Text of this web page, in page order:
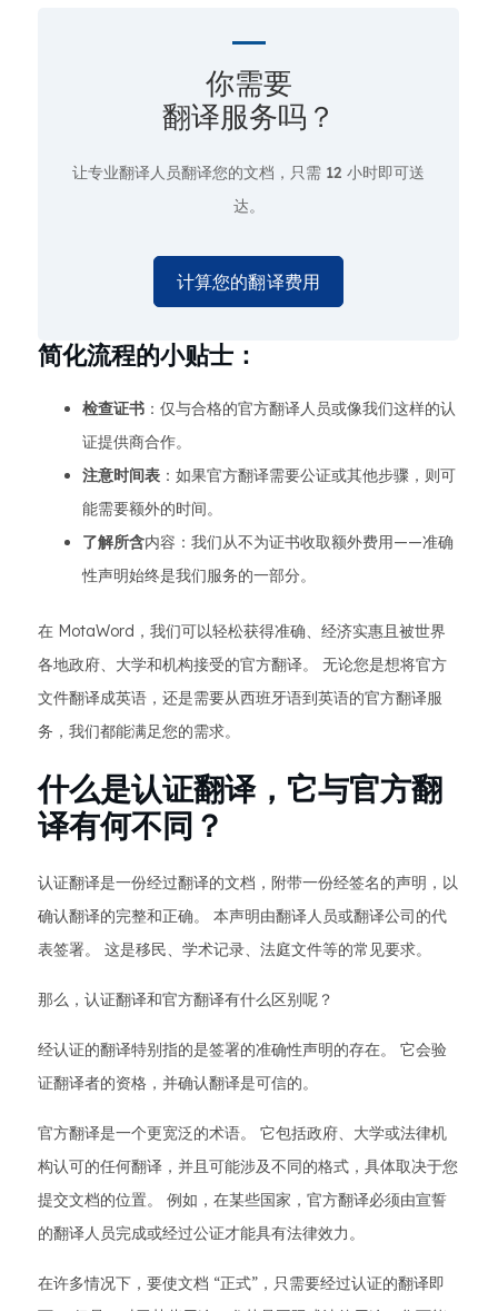
你需要
翻译服务吗？
让专业翻译人员翻译您的文档，只需 12 小时即可送
达。
计算您的翻译费用
简化流程的小贴士：
检查证书 ：仅与合格的官方翻译人员或像我们这样的认
证提供商合作。
注意时间表 ：如果官方翻译需要公证或其他步骤，则可
能需要额外的时间。
了解所含内容：我们从不为证书收取额外费用——准确
性声明始终是我们服务的一部分。
在 MotaWord，我们可以轻松获得准确、经济实惠且被世界
各地政府、大学和机构接受的官方翻译。 无论您是想将官方
文件翻译成英语，还是需要从西班牙语到英语的官方翻译服
务，我们都能满足您的需求。
什么是认证翻译，它与官方翻
译有何不同？
认证翻译是一份经过翻译的文档，附带一份经签名的声明，以
确认翻译的完整和正确。 本声明由翻译人员或翻译公司的代
表签署。 这是移民、学术记录、法庭文件等的常见要求。
那么，认证翻译和官方翻译有什么区别呢？
经认证的翻译特别指的是签署的准确性声明的存在。 它会验
证翻译者的资格，并确认翻译是可信的。
官方翻译是一个更宽泛的术语。 它包括政府、大学或法律机
构认可的任何翻译，并且可能涉及不同的格式，具体取决于您
提交文档的位置。 例如，在某些国家，官方翻译必须由宣誓
的翻译人员完成或经过公证才能具有法律效力。
在许多情况下，要使文档 “正式”，只需要经过认证的翻译即